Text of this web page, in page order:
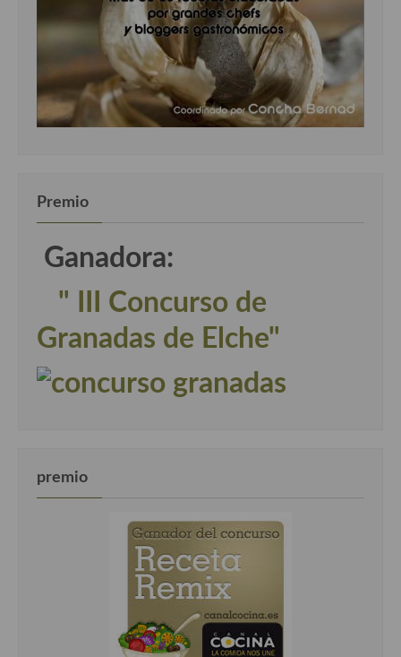
Premio
Ganadora:
" III Concurso de
Granadas de Elche"
premio